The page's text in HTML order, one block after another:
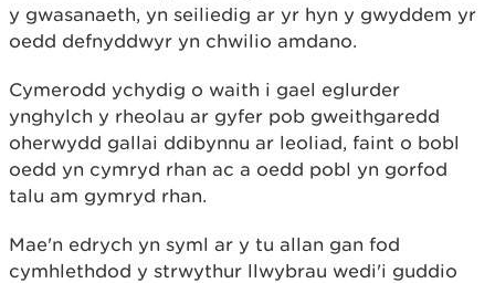
y gwasanaeth, yn seiliedig ar yr hyn y gwyddem yr
oedd defnyddwyr yn chwilio amdano.
Cymerodd ychydig o waith i gael eglurder
ynghylch y rheolau ar gyfer pob gweithgaredd
oherwydd gallai ddibynnu ar leoliad, faint o bobl
oedd yn cymryd rhan ac a oedd pobl yn gorfod
talu am gymryd rhan.
Mae'n edrych yn syml ar y tu allan gan fod
cymhlethdod y strwythur llwybrau wedi'i guddio